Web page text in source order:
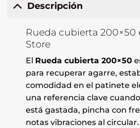
Descripción
Rueda cubierta 200×50
Store
El Rueda cubierta 200×50
para recuperar agarre,
comodidad en el patinete
una referencia clave
está gastada, pincha con
notas vibraciones al circular.